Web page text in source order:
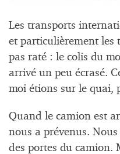
Les transports
et particulièrement les
pas raté : le colis du
arrivé un peu écrasé.
moi étions sur le quai,
Quand le camion est
nous a prévenus.
des portes du camion.